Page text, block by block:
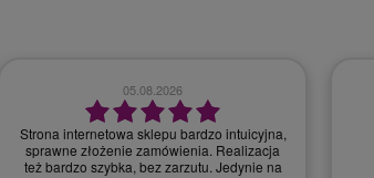
30.07.2026
Wszystko super, miła i profesjonalna